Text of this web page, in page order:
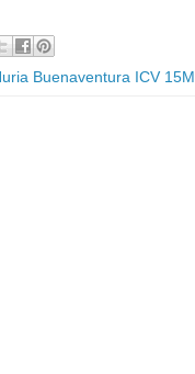
Buenaventura ICV 15M